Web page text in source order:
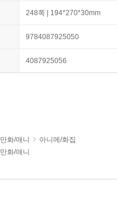
248쪽 | 194*270*30mm
9784087925050
4087925056
만화/애니
아니메/화집
만화/애니